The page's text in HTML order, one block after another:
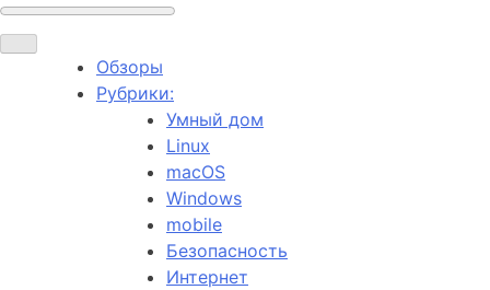
Обзоры
Рубрики:
Умный дом
Linux
macOS
Windows
mobile
Безопасность
Интернет